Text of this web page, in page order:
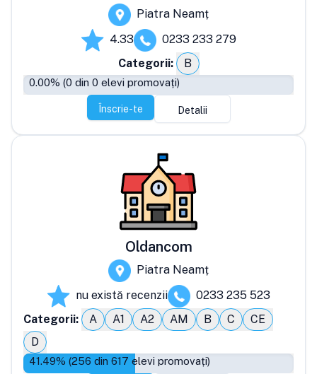
Piatra Neamț
4.33
0233 233 279
Categorii:
B
0.00% (0 din 0 elevi promovați)
Înscrie-te Detalii
Oldancom
Piatra Neamț
nu există recenzii
0233 235 523
Categorii:
A A1 A2 AM B C
CE
D
41.49% (256 din 617 elevi promovați)